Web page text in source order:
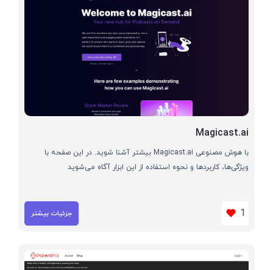
Magicast.ai
با هوش مصنوعی Magicast.ai بیشتر آشنا شوید. در این صفحه با
ویژگی‌ها، کاربردها و نحوه استفاده از این ابزار آگاه می‌شوید
1 جزئیات بیشتر